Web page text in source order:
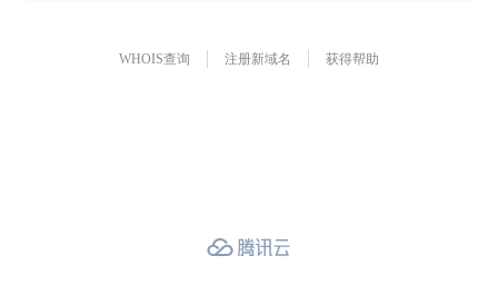
WHOIS查询 注册新域名 获得帮助